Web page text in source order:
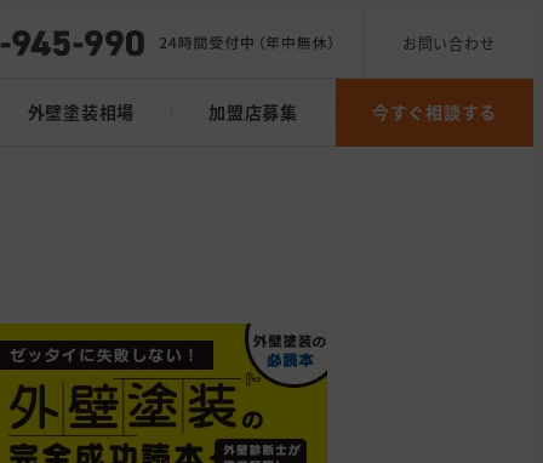
お問い合わせ
外壁塗装相場 加盟店募集 今すぐ相談する